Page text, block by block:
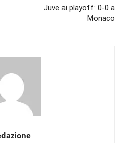
Juve ai playoff: 0-0 a
Monaco